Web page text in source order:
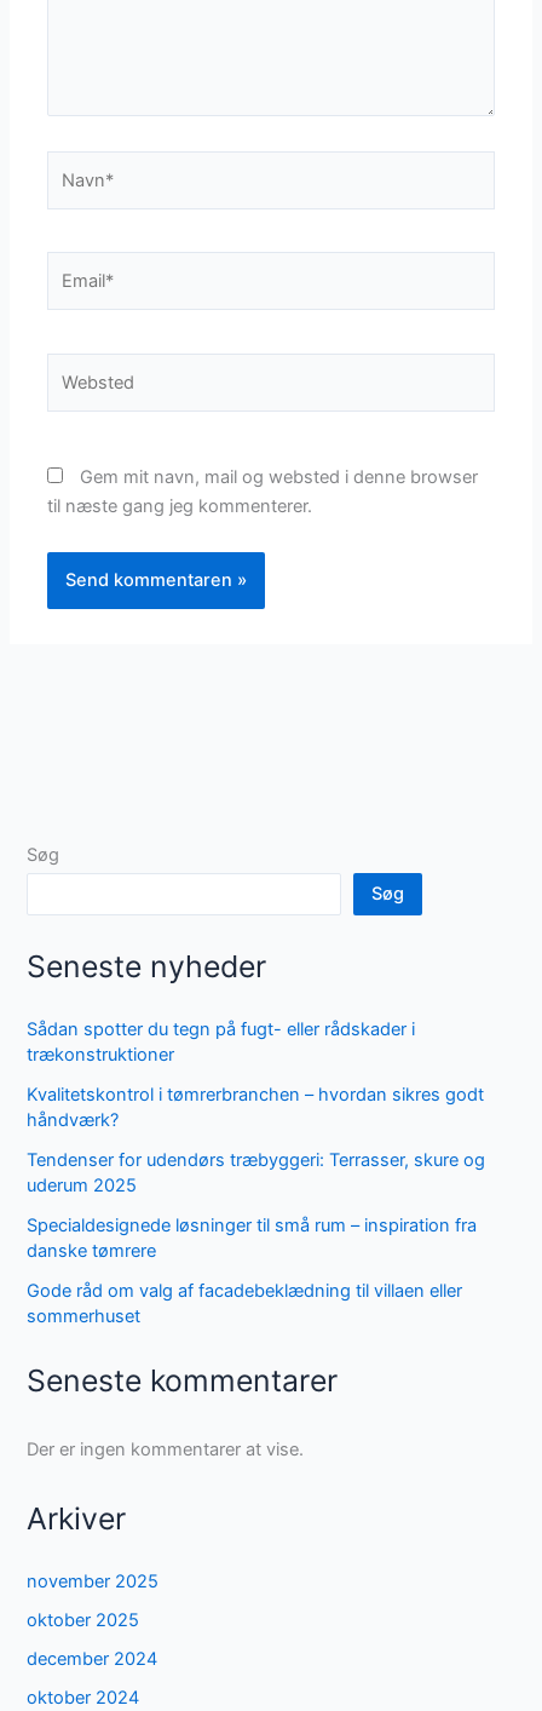
Gem mit navn, mail og websted i denne browser
til næste gang jeg kommenterer.
Søg
Søg
Seneste nyheder
Sådan spotter du tegn på fugt- eller rådskader i
trækonstruktioner
Kvalitetskontrol i tømrerbranchen – hvordan sikres godt
håndværk?
Tendenser for udendørs træbyggeri: Terrasser, skure og
uderum 2025
Specialdesignede løsninger til små rum – inspiration fra
danske tømrere
Gode råd om valg af facadebeklædning til villaen eller
sommerhuset
Seneste kommentarer
Der er ingen kommentarer at vise.
Arkiver
november 2025
oktober 2025
december 2024
oktober 2024